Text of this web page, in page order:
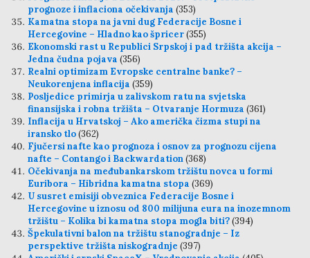
prognoze i inflaciona očekivanja (353)
Kamatna stopa na javni dug Federacije Bosne i
Hercegovine – Hladno kao špricer(355)
Ekonomski rast u Republici Srpskoj i pad tržišta akcija –
Jedna čudna pojava (356)
Realni optimizam Evropske centralne banke? –
Neukorenjena inflacija (359)
Posljedice primirja u zalivskom ratu na svjetska
finansijska i robna tržišta – Otvaranje Hormuza (361)
Inflacija u Hrvatskoj – Ako američka čizma stupi na
iransko tlo(362)
Fjučersi nafte kao prognoza i osnov za prognozu cijena
nafte – Contango i Backwardation(368)
Očekivanja na međubankarskom tržištu novca u formi
Euribora – Hibridna kamatna stopa (369)
U susret emisiji obveznica Federacije Bosne i
Hercegovine u iznosu od 800 milijuna eura na inozemnom
tržištu – Kolika bi kamatna stopa mogla biti?(394)
Špekulativni balon na tržištu stanogradnje – Iz
perspektive tržišta niskogradnje (397)